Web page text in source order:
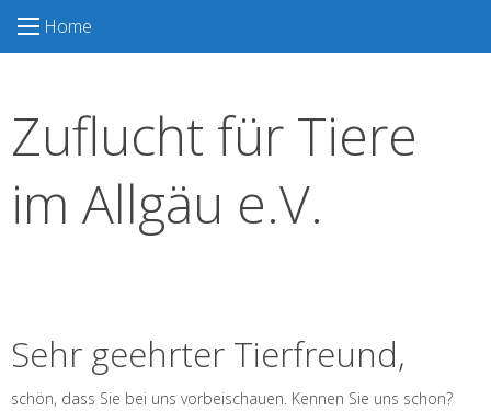
Home
Zuflucht für Tiere
im Allgäu e.V.
Sehr geehrter Tierfreund,
schön, dass Sie bei uns vorbeischauen. Kennen Sie uns schon?